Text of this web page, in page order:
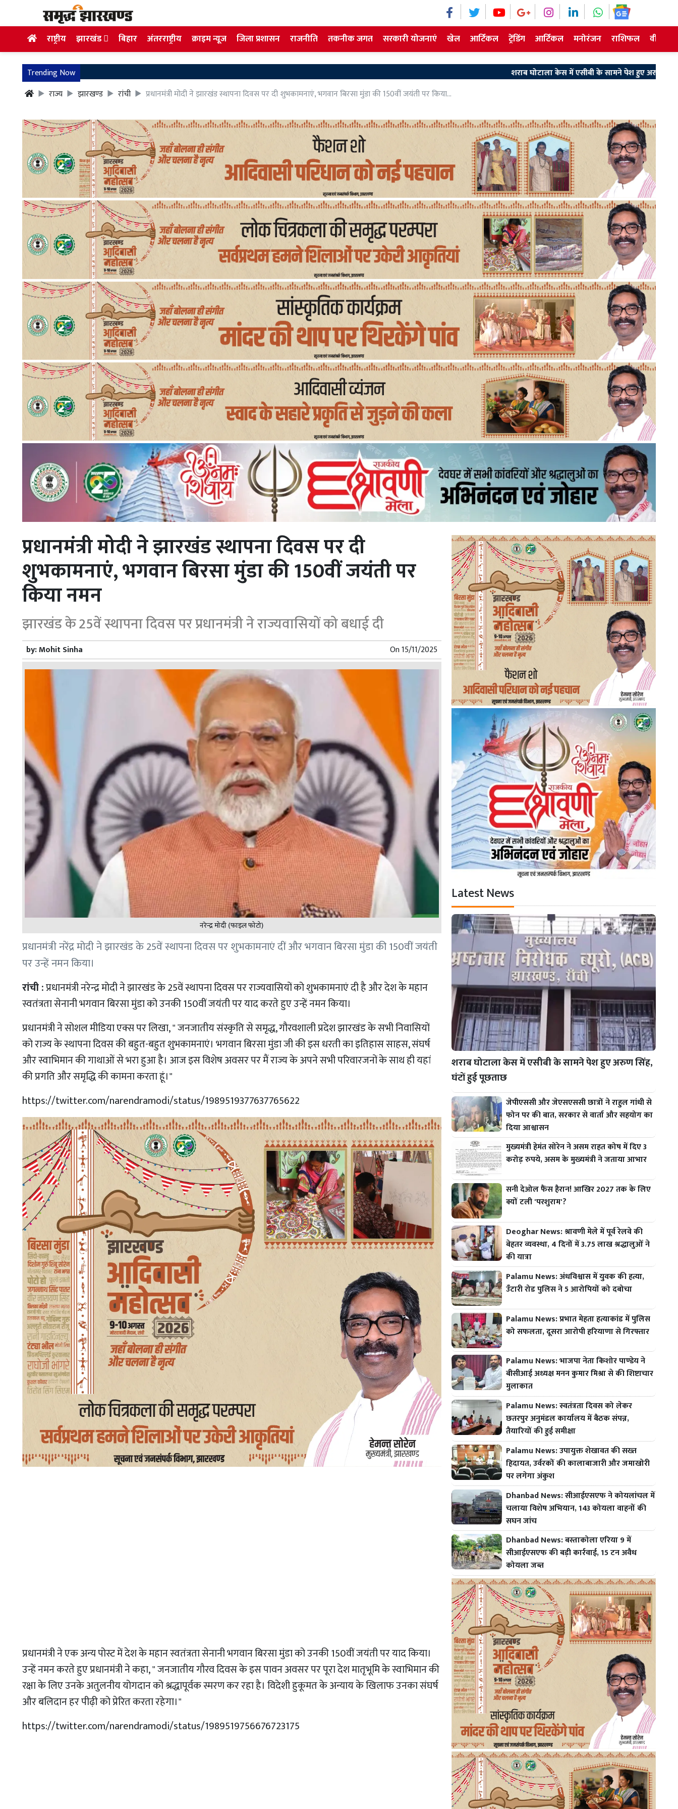
राष्ट्रीय झारखंड बिहार अंतरराष्ट्रीय क्राइम न्यूज जिला प्रशासन राजनीति तकनीक जगत सरकारी योजनाएं खेल आर्टिकल ट्रेंडिंग आर्टिकल मनोरंजन राशिफल वीडियो
Trending Now
शराब घोटाला केस में एसीबी के सामने पेश हुए अरुण सिंह, घंटों हुई पूछताछ
राज्य
झारखण्ड रांची प्रधानमंत्री मोदी ने झारखंड स्थापना दिवस पर दी शुभकामनाएं, भगवान बिरसा मुंडा की 150वीं जयंती पर किया...
प्रधानमंत्री मोदी ने झारखंड स्थापना दिवस पर दी
शुभकामनाएं, भगवान बिरसा मुंडा की 150वीं जयंती पर
किया नमन
झारखंड के 25वें स्थापना दिवस पर प्रधानमंत्री ने राज्यवासियों को बधाई दी
by:Mohit Sinha On15/11/2025
नरेन्द्र मोदी (फाइल फोटो)
प्रधानमंत्री नरेंद्र मोदी ने झारखंड के 25वें स्थापना दिवस पर शुभकामनाएं दीं और भगवान बिरसा मुंडा की 150वीं जयंती
पर उन्हें नमन किया।
रांची :प्रधानमंत्री नरेन्द्र मोदी ने झारखंड के 25वें स्थापना दिवस पर राज्यवासियों को शुभकामनाएं दी है और देश के महान
स्वतंत्रता सेनानी भगवान बिरसा मुंडा को उनकी 150वीं जयंती पर याद करते हुए उन्हें नमन किया।
प्रधानमंत्री ने सोशल मीडिया एक्स पर लिखा, " जनजातीय संस्कृति से समृद्ध, गौरवशाली प्रदेश झारखंड के सभी निवासियों
को राज्य के स्थापना दिवस की बहुत-बहुत शुभकामनाएं। भगवान बिरसा मुंडा जी की इस धरती का इतिहास साहस, संघर्ष
और स्वाभिमान की गाथाओं से भरा हुआ है। आज इस विशेष अवसर पर मैं राज्य के अपने सभी परिवारजनों के साथ ही यहां
की प्रगति और समृद्धि की कामना करता हूं।"
https://twitter.com/narendramodi/status/1989519377637765622
प्रधानमंत्री ने एक अन्य पोस्ट में देश के महान स्वतंत्रता सेनानी भगवान बिरसा मुंडा को उनकी 150वीं जयंती पर याद किया।
उन्हें नमन करते हुए प्रधानमंत्री ने कहा, " जनजातीय गौरव दिवस के इस पावन अवसर पर पूरा देश मातृभूमि के स्वाभिमान की
रक्षा के लिए उनके अतुलनीय योगदान को श्रद्धापूर्वक स्मरण कर रहा है। विदेशी हुकूमत के अन्याय के खिलाफ उनका संघर्ष
और बलिदान हर पीढ़ी को प्रेरित करता रहेगा।"
https://twitter.com/narendramodi/status/1989519756676723175
Latest News
शराब घोटाला केस में एसीबी के सामने पेश हुए अरुण सिंह,
घंटों हुई पूछताछ
जेपीएससी और जेएसएससी छात्रों ने राहुल गांधी से
फोन पर की बात, सरकार से वार्ता और सहयोग का
दिया आश्वासन
मुख्यमंत्री हेमंत सोरेन ने असम राहत कोष में दिए 3
करोड़ रुपये, असम के मुख्यमंत्री ने जताया आभार
सनी देओल फैंस हैरान! आखिर 2027 तक के लिए
क्यों टली 'परशुराम'?
Deoghar News: श्रावणी मेले में पूर्व रेलवे की
बेहतर व्यवस्था, 4 दिनों में 3.75 लाख श्रद्धालुओं ने
की यात्रा
Palamu News: अंधविश्वास में युवक की हत्या,
उँटारी रोड पुलिस ने 5 आरोपियों को दबोचा
Palamu News: प्रभात मेहता हत्याकांड में पुलिस
को सफलता, दूसरा आरोपी हरियाणा से गिरफ्तार
Palamu News: भाजपा नेता किशोर पाण्डेय ने
बीसीआई अध्यक्ष मनन कुमार मिश्रा से की शिष्टाचार
मुलाकात
Palamu News: स्वतंत्रता दिवस को लेकर
छतरपुर अनुमंडल कार्यालय में बैठक संपन्न,
तैयारियों की हुई समीक्षा
Palamu News: उपायुक्त शेखावत की सख्त
हिदायत, उर्वरकों की कालाबाजारी और जमाखोरी
पर लगेगा अंकुश
Dhanbad News: सीआईएसएफ ने कोयलांचल में
चलाया विशेष अभियान, 143 कोयला वाहनों की
सघन जांच
Dhanbad News: बस्ताकोला एरिया 9 में
सीआईएसएफ की बड़ी कार्रवाई, 15 टन अवैध
कोयला जब्त